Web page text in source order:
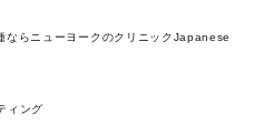
ならニューヨークのクリニックJapanese
ィング